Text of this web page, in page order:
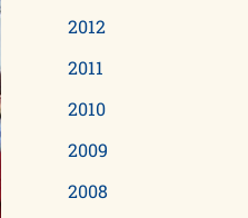
2012
2011
2010
2009
2008